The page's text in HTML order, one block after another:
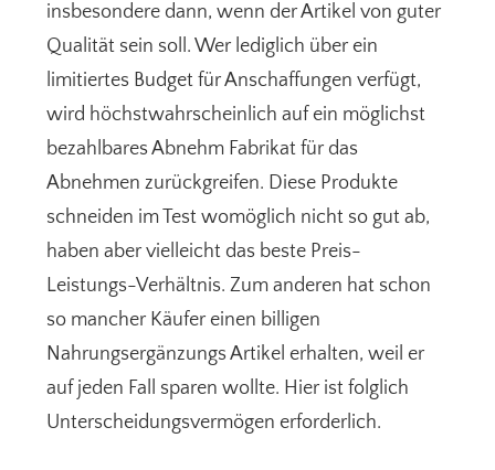
insbesondere dann, wenn der Artikel von guter
Qualität sein soll. Wer lediglich über ein
limitiertes Budget für Anschaffungen verfügt,
wird höchstwahrscheinlich auf ein möglichst
bezahlbares Abnehm Fabrikat für das
Abnehmen zurückgreifen. Diese Produkte
schneiden im Test womöglich nicht so gut ab,
haben aber vielleicht das beste Preis-
Leistungs-Verhältnis. Zum anderen hat schon
so mancher Käufer einen billigen
Nahrungsergänzungs Artikel erhalten, weil er
auf jeden Fall sparen wollte. Hier ist folglich
Unterscheidungsvermögen erforderlich.